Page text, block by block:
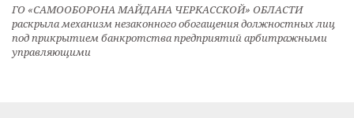
ГО «САМООБОРОНА МАЙДАНА ЧЕРКАССКОЙ» ОБЛАСТИ
раскрыла механизм незаконного обогащения должностных лиц
под прикрытием банкротства предприятий арбитражными
управляющими